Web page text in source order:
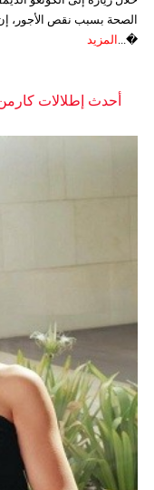
الصحة بسبب نقص الأجور، إن
�... المزيد
أحدث إطلالات